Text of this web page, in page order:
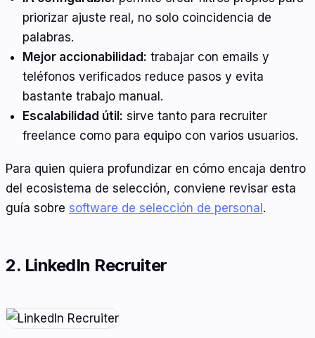
priorizar ajuste real, no solo coincidencia de
palabras.
Mejor accionabilidad: trabajar con emails y
teléfonos verificados reduce pasos y evita
bastante trabajo manual.
Escalabilidad útil: sirve tanto para recruiter
freelance como para equipo con varios usuarios.
Para quien quiera profundizar en cómo encaja dentro
del ecosistema de selección, conviene revisar esta
guía sobre software de selección de personal .
2. LinkedIn Recruiter